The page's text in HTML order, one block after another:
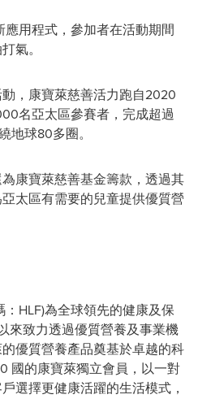
用程式，參加者在活動期間
氣。
，康寶萊慈善活力跑自2020
名亞太區參賽者，完成超過
地球80多圈。
康寶萊慈善基金籌款，透過其
太區有需要的兒童提供優質營
HLF)為全球領先的健康及保
來致力透過優質營養及事業機
優質營養產品奠基於卓越的科
國的康寶萊獨立會員，以一對
選擇更健康活躍的生活模式，